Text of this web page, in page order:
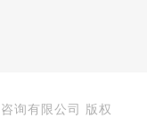
询有限公司 版权